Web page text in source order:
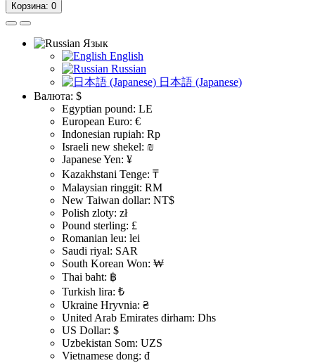
Корзина: 0
Язык
English
Russian
日本語 (Japanese)
Валюта: $
Egyptian pound: LE
European Euro: €
Indonesian rupiah: Rp
Israeli new shekel: ₪
Japanese Yen: ¥
Kazakhstani Tenge: ₸
Malaysian ringgit: RM
New Taiwan dollar: NT$
Polish zloty: zł
Pound sterling: £
Romanian leu: lei
Saudi riyal: SAR
South Korean Won: ₩
Thai baht: ฿
Turkish lira: ₺
Ukraine Hryvnia: ₴
United Arab Emirates dirham: Dhs
US Dollar: $
Uzbekistan Som: UZS
Vietnamese dong: đ